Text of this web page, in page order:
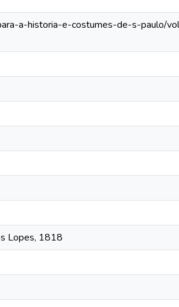
a-historia-e-costumes-de-s-paulo/
Lopes, 1818